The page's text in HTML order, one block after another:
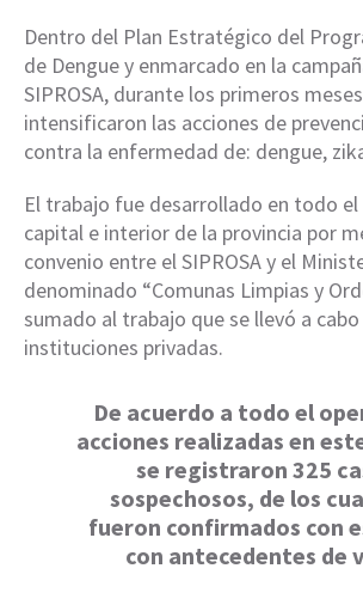
Dentro del Plan Estratégico del
de Dengue y enmarcado en la
SIPROSA, durante los primeros
intensificaron las acciones de
contra la enfermedad de: dengue,
El trabajo fue desarrollado en todo
capital e interior de la provincia por
convenio entre el SIPROSA y el
denominado “Comunas Limpias y
sumado al trabajo que se llevó a
instituciones privadas.
De acuerdo a todo el
acciones realizadas en
se registraron 325
sospechosos, de los
fueron confirmados con
con antecedentes de